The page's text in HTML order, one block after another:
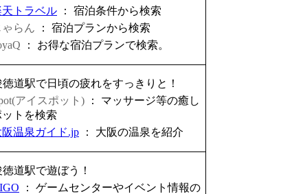
天トラベル ： 宿泊条件から検索
ゃらん ： 宿泊プランから検索
： お得な宿泊プランで検索。
徳道駅で日頃の疲れをすっきりと！
アイスポット) ： マッサージ等の癒し
ットを検索
阪温泉ガイド.jp ： 大阪の温泉を紹介
徳道駅で遊ぼう！
： ゲームセンターやイベント情報の